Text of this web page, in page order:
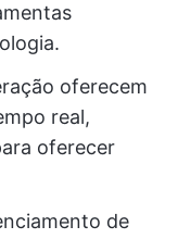
oferecem
real,
oferecer
de